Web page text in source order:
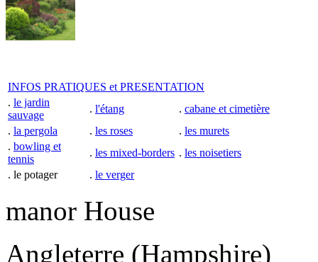
INFOS PRATIQUES et PRESENTATION
. le jardin
sauvage
. l'étang . cabane et cimetière
. la pergola . les roses . les murets
. bowling et
tennis
. les mixed-borders . les noisetiers
. le potager
. le verger
manor House
Angleterre (Hampshire)